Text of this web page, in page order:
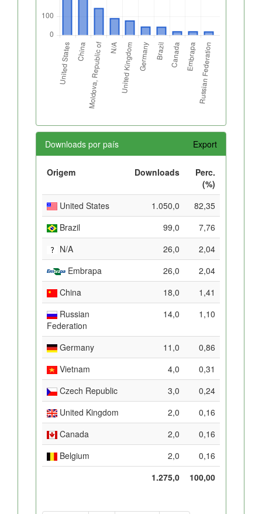
Downloads por país Export
Origem Downloads
Perc.
(%)
United States
1.050,0
82,35
Brazil
99,0
7,76
N/A
26,0
2,04
Embrapa
26,0
2,04
China
18,0
1,41
Russian
Federation
14,0 1,10
Germany 11,0
0,86
Vietnam
4,0
0,31
Czech Republic
3,0
0,24
United Kingdom
2,0
0,16
Canada
2,0
0,16
Belgium
2,0
0,16
1.275,0
100,00